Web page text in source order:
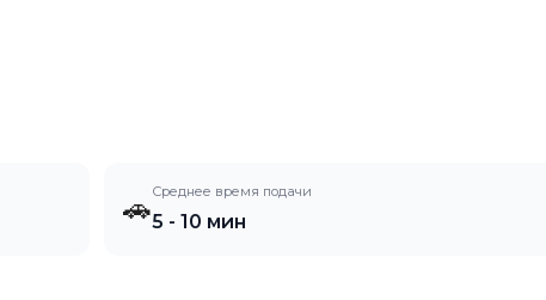
🚗Среднее время подачи
5 - 10 мин